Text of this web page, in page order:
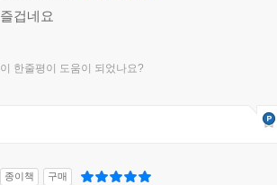
즐겁네요
이 한줄평이 도움이 되었나요?
종이책 구매